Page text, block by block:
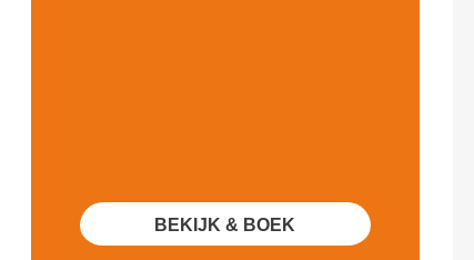
BEKIJK & BOEK